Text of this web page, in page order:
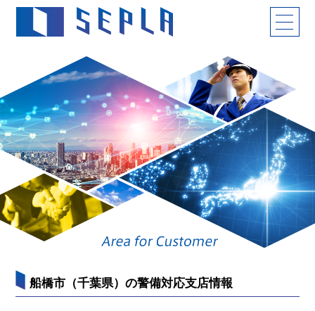
船橋市（千葉県）の警備対応支店情報